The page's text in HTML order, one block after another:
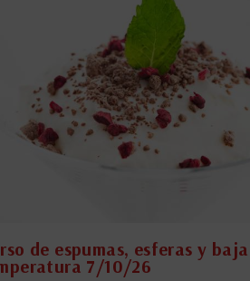
de espumas, esferas y baja
7/10/26